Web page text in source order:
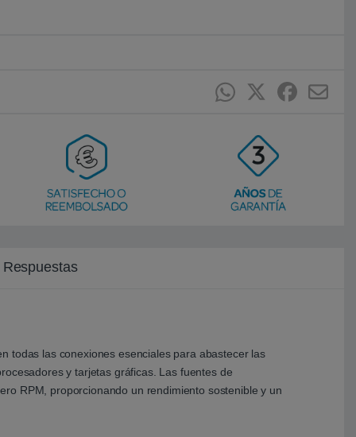
todas las conexiones esenciales para abastecer las
y tarjetas gráficas. Las fuentes de
RPM, proporcionando un rendimiento sostenible y un